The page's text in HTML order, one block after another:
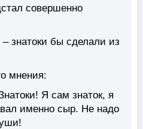
совершенно
знатоки бы сделали из
мнения:
Я сам знаток, я
именно сыр. Не надо